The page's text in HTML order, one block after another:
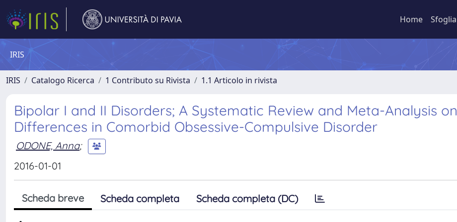
Home Sfoglia
IRIS
IRIS Catalogo Ricerca 1 Contributo su Rivista 1.1 Articolo in rivista
Bipolar I and II Disorders; A Systematic Review and Meta-Analysis on
Differences in Comorbid Obsessive-Compulsive Disorder
ODONE, Anna;
2016-01-01
Scheda breve Scheda completa Scheda completa (DC)